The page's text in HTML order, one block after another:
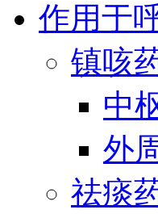
作用于
镇咳
中
外
祛痰